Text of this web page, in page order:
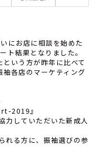
にお店に相談を始めた
ト結果となりました。
いう方が昨年に比べて
各店のマーケティング
2019』
力していただいた新成人
れる方に、振袖選びの参